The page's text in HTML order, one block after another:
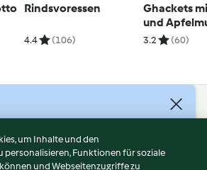
Rindsvoressen
4.4 (106)
Ghackets
und
3.2 (60)
um Inhalte und den
personalisieren, Funktionen für soziale
und Webseitenzugriffe zu